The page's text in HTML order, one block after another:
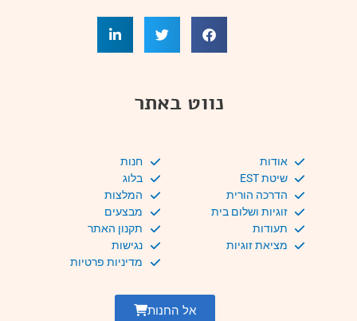
נווט באתר
אודות
שיטת EST
הדרכה הורית
זוגיות ושלום בית
תעודות
מציאת זוגיות
חנות
בלוג
המלצות
מבצעים
תקנון האתר
נגישות
מדיניות פרטיות
אל החנות